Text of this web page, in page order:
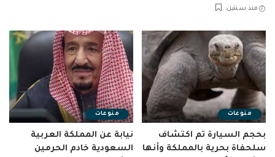
منذ سنتين
منوعات
بحجم السيارة تم اكتشاف
سلحفاة بحرية بالمملكة وأنها
منوعات
نيابة عن المملكة العربية
السعودية خادم الحرمين